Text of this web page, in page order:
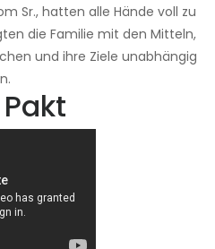
Sr., hatten alle Hände voll zu
die Familie mit den Mitteln,
und ihre Ziele unabhängig